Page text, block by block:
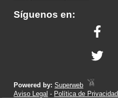
Síguenos en:
Powered by:Superweb
Aviso Legal - Política de Privacidad